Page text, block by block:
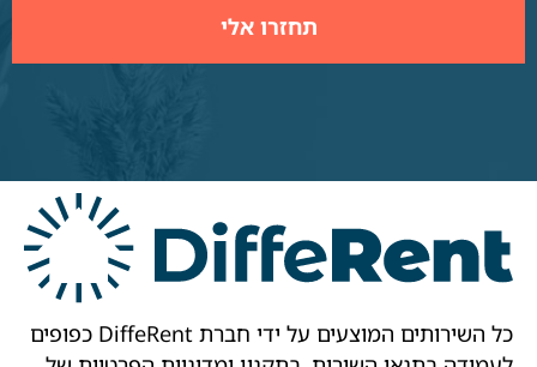
כל השירותים המוצעים על ידי חברת DiffeRent כפופים